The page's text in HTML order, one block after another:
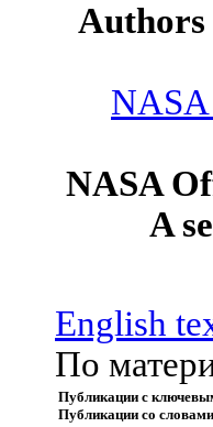
NASA
NASA
A
English
По
Публикации с
Публикации со